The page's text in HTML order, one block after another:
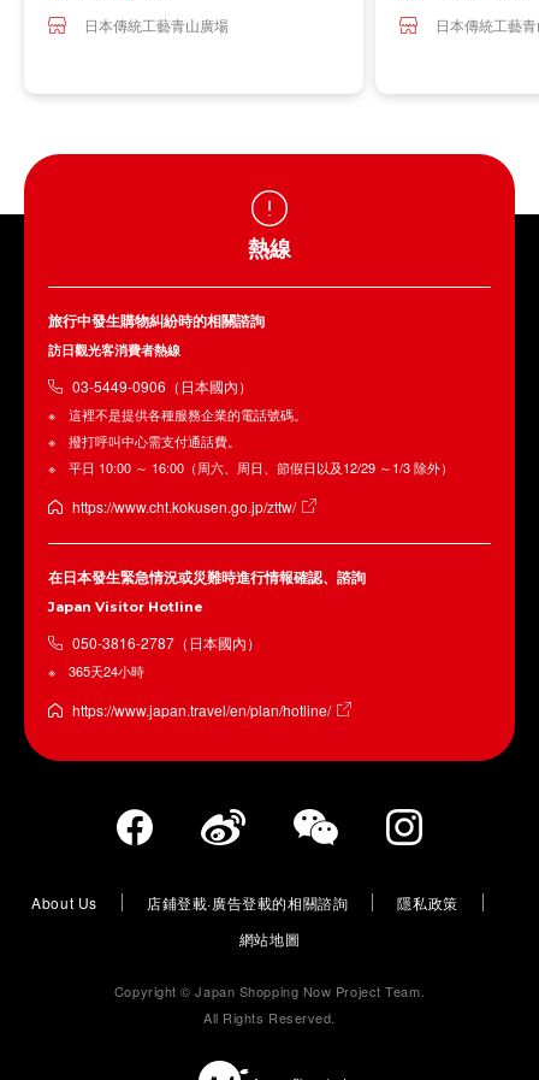
日本傳統工藝青山廣場
日本傳統工藝
熱線
旅行中發生購物糾紛時的相關諮詢
訪日觀光客消費者熱線
03-5449-0906（日本國內）
這裡不是提供各種服務企業的電話號碼。
撥打呼叫中心需支付通話費。
平日 10:00 ～ 16:00（周六、周日、節假日以及12/29 ～1/3 除外）
https://www.cht.kokusen.go.jp/zttw/
在日本發生緊急情況或災難時進行情報確認、諮詢
Japan Visitor Hotline
050-3816-2787（日本國內）
365天24小時
https://www.japan.travel/en/plan/hotline/
About Us 店鋪登載·廣告登載的相關諮詢
隱私政策
網站地圖
Copyright © Japan Shopping Now Project Team.
All Rights Reserved.